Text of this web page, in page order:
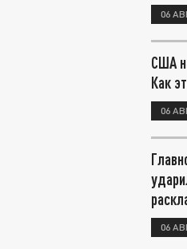
06
США
Как
06
06